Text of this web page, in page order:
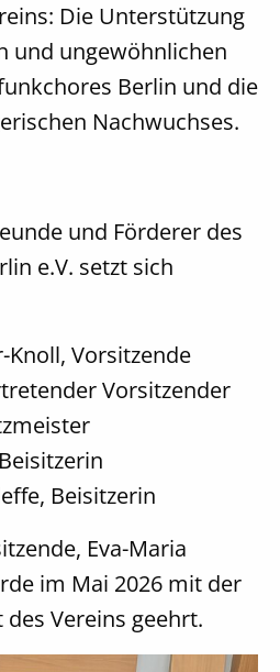
Die Unterstützung
und ungewöhnlichen
Berlin und die
Nachwuchses.
und Förderer des
e.V. setzt sich
Vorsitzende
Vorsitzender
Beisitzerin
Eva-Maria
im Mai 2026 mit der
Vereins geehrt.